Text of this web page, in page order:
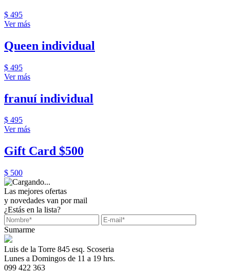
$ 495
Ver más
Queen individual
$ 495
Ver más
franuí individual
$ 495
Ver más
Gift Card $500
$ 500
Las mejores ofertas
y novedades van por mail
¿Estás en la lista?
Sumarme
Luis de la Torre 845 esq. Scoseria
Lunes a Domingos de 11 a 19 hrs.
099 422 363